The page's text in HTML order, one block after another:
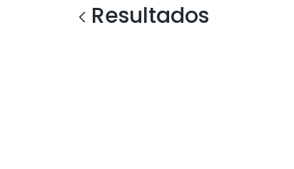
Resultados